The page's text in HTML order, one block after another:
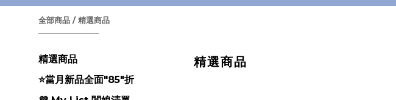
全部商品 /精選商品
精選商品
⭐️當月新品全面"85"折
精選商品